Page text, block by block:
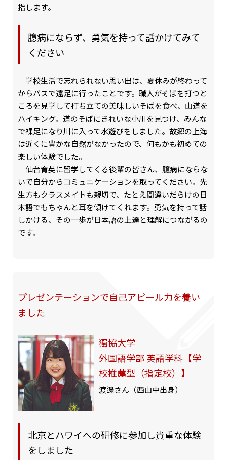
指します。
臆病にならず、勇気を持って話かけてみて
ください
学校生活で忘れられない思い出は、夏休みが終わって
からバスで遠足に行ったことです。職人がそばを打つと
ころを見学して打ち立ての美味しいそばを食べ、山道を
ハイキング。道のそばにきれいな小川を見つけ、みんな
で裸足になり川に入って水遊びをしました。故郷の上海
は近くに豊かな自然がなかったので、何もかも初めての
楽しい体験でした。
仙台育英に留学してくる後輩の皆さん、臆病にならな
いで自分からコミュニケーションを取ってください。先
生方もクラスメイトも親切で、たとえ間違いだらけの日
本語でもちゃんと耳を傾けてくれます。勇気を持って話
しかける、その一歩が日本語の上達と理解につながるの
です。
プレゼンテーションで自己アピール力を養い
ました
獨協大学
外国語学部 英語学科【学
校推薦型（指定校）】
渡邊さん（西山中出身）
北京とハワイへの研修に参加し貴重な体験
をしました